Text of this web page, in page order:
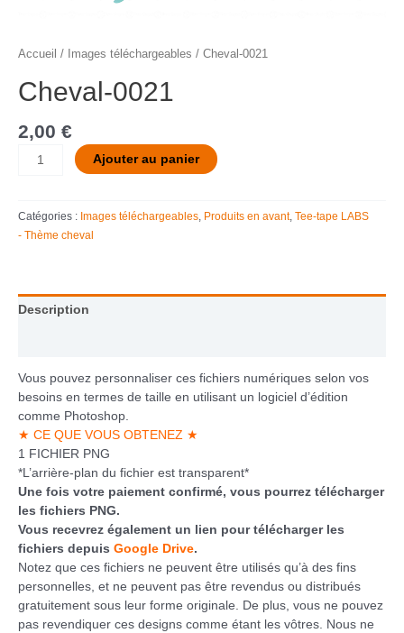
Accueil / Images téléchargeables / Cheval-0021
Cheval-0021
2,00 €
Ajouter au panier
Catégories : Images téléchargeables Produits en avant, Tee-tape LABS
- Thème cheval
Description
Vous pouvez personnaliser ces fichiers numériques selon vos
besoins en termes de taille en utilisant un logiciel d’édition
comme Photoshop.
★ CE QUE VOUS OBTENEZ ★
1 FICHIER PNG
*L’arrière-plan du fichier est transparent*
Une fois votre paiement confirmé, vous pourrez télécharger
les fichiers PNG.
Vous recevrez également un lien pour télécharger les
fichiers depuis Google Drive.
Notez que ces fichiers ne peuvent être utilisés qu’à des fins
personnelles, et ne peuvent pas être revendus ou distribués
gratuitement sous leur forme originale. De plus, vous ne pouvez
pas revendiquer ces designs comme étant les vôtres. Nous ne